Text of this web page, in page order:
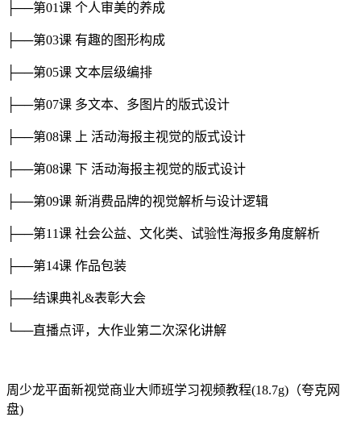
├──第01课 个人审美的养成
├──第03课 有趣的图形构成
├──第05课 文本层级编排
├──第07课 多文本、多图片的版式设计
├──第08课 上 活动海报主视觉的版式设计
├──第08课 下 活动海报主视觉的版式设计
├──第09课 新消费品牌的视觉解析与设计逻辑
├──第11课 社会公益、文化类、试验性海报多角度解析
├──第14课 作品包装
├──结课典礼&表彰大会
└──直播点评，大作业第二次深化讲解
周少龙平面新视觉商业大师班学习视频教程(18.7g)（夸克网
盘)